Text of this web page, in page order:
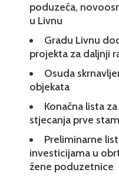
poduzeća,
u Livnu
Gradu Livnu
projekta za daljnji
Osuda
objekata
Konačna lista
stjecanja prve
Preliminarne
investicijama u
žene poduzetnice